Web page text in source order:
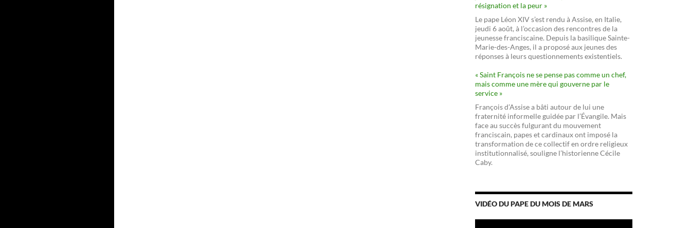
résignation et la peur »
Le pape Léon XIV s’est rendu à Assise, en Italie,
jeudi 6 août, à l’occasion des rencontres de la
jeunesse franciscaine. Depuis la basilique Sainte-
Marie-des-Anges, il a proposé aux jeunes des
réponses à leurs questionnements existentiels.
« Saint François ne se pense pas comme un chef,
mais comme une mère qui gouverne par le
service »
François d’Assise a bâti autour de lui une
fraternité informelle guidée par l’Évangile. Mais
face au succès fulgurant du mouvement
franciscain, papes et cardinaux ont imposé la
transformation de ce collectif en ordre religieux
institutionnalisé, souligne l’historienne Cécile
Caby.
VIDÉO DU PAPE DU MOIS DE MARS